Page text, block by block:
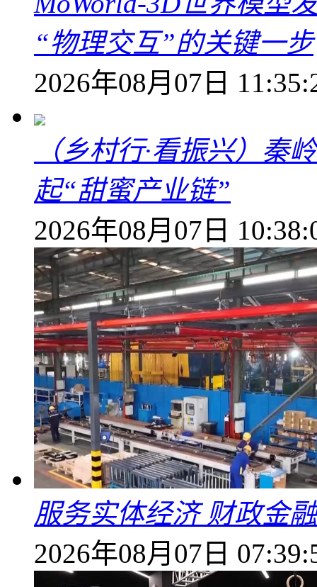
“物理交互”的关键一步
2026年08月07日
（乡村行·看振兴）秦
起“甜蜜产业链”
2026年08月07日
服务实体经济 财政金
2026年08月07日